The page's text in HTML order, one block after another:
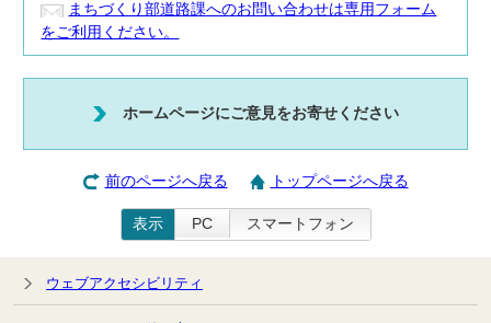
まちづくり部道路課へのお問い合わせは専用フォーム
をご利用ください。
ホームページにご意見をお寄せください
前のページへ戻る トップページへ戻る
表示 PC スマートフォン
ウェブアクセシビリティ